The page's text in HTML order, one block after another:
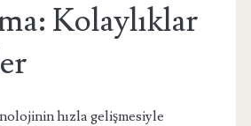
Kolaylıklar
hızla gelişmesiyle